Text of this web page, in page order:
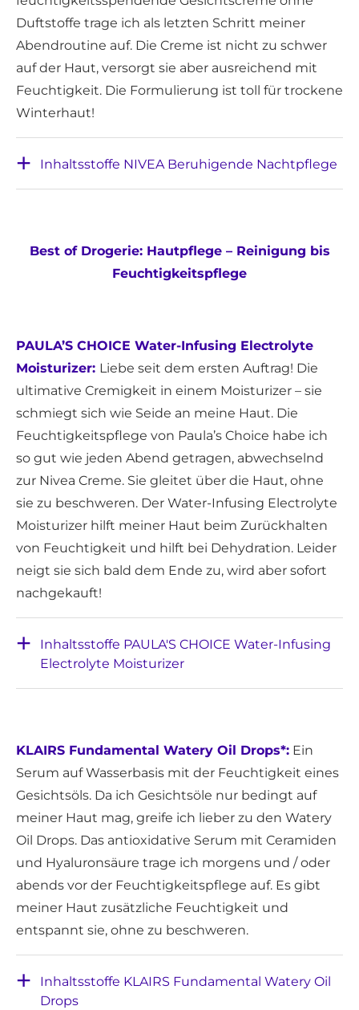
Duftstoffe trage ich als letzten Schritt meiner
Abendroutine auf. Die Creme ist nicht zu schwer
auf der Haut, versorgt sie aber ausreichend mit
Feuchtigkeit. Die Formulierung ist toll für trockene
Winterhaut!
Inhaltsstoffe NIVEA Beruhigende Nachtpflege
Best of Drogerie: Hautpflege – Reinigung bis
Feuchtigkeitspflege
PAULA’S CHOICE Water-Infusing Electrolyte
Moisturizer: Liebe seit dem ersten Auftrag! Die
ultimative Cremigkeit in einem Moisturizer – sie
schmiegt sich wie Seide an meine Haut. Die
Feuchtigkeitspflege von Paula’s Choice habe ich
so gut wie jeden Abend getragen, abwechselnd
zur Nivea Creme. Sie gleitet über die Haut, ohne
sie zu beschweren. Der Water-Infusing Electrolyte
Moisturizer hilft meiner Haut beim Zurückhalten
von Feuchtigkeit und hilft bei Dehydration. Leider
neigt sie sich bald dem Ende zu, wird aber sofort
nachgekauft!
Inhaltsstoffe PAULA'S CHOICE Water-Infusing
Electrolyte Moisturizer
KLAIRS Fundamental Watery Oil Drops*: Ein
Serum auf Wasserbasis mit der Feuchtigkeit eines
Gesichtsöls. Da ich Gesichtsöle nur bedingt auf
meiner Haut mag, greife ich lieber zu den Watery
Oil Drops. Das antioxidative Serum mit Ceramiden
und Hyaluronsäure trage ich morgens und / oder
abends vor der Feuchtigkeitspflege auf. Es gibt
meiner Haut zusätzliche Feuchtigkeit und
entspannt sie, ohne zu beschweren.
Inhaltsstoffe KLAIRS Fundamental Watery Oil
Drops